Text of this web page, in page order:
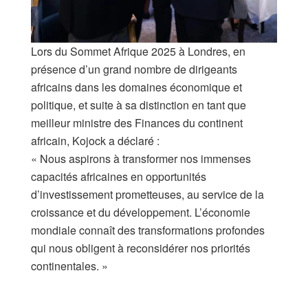
Lors du Sommet Afrique 2025 à Londres, en
présence d’un grand nombre de dirigeants
africains dans les domaines économique et
politique, et suite à sa distinction en tant que
meilleur ministre des Finances du continent
africain, Kojock a déclaré :
« Nous aspirons à transformer nos immenses
capacités africaines en opportunités
d’investissement prometteuses, au service de la
croissance et du développement. L’économie
mondiale connaît des transformations profondes
qui nous obligent à reconsidérer nos priorités
continentales. »